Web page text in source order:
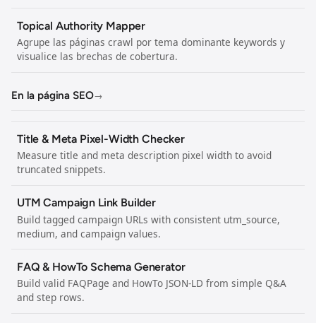
Topical Authority Mapper
Agrupe las páginas crawl por tema dominante keywords y
visualice las brechas de cobertura.
En la página SEO→
Title & Meta Pixel-Width Checker
Measure title and meta description pixel width to avoid
truncated snippets.
UTM Campaign Link Builder
Build tagged campaign URLs with consistent utm_source,
medium, and campaign values.
FAQ & HowTo Schema Generator
Build valid FAQPage and HowTo JSON-LD from simple Q&A
and step rows.